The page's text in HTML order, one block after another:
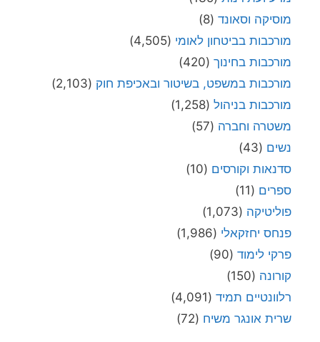
מוסיקה וסאונד (8)
מורכבות בביטחון לאומי (4,505)
מורכבות בחינוך (420)
מורכבות במשפט, בשיטור ובאכיפת חוק (2,103)
מורכבות בניהול (1,258)
משטרה וחברה (57)
נשים (43)
סדנאות וקורסים (10)
ספרים (11)
פוליטיקה (1,073)
פנחס יחזקאלי (1,986)
פרקי לימוד (90)
קורונה (150)
רלוונטיים תמיד (4,091)
שרית אונגר משיח (72)